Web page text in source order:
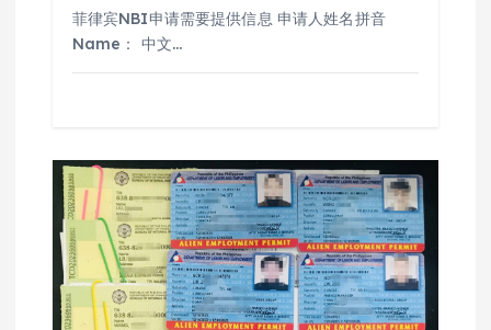
菲律宾NBI申请需要提供信息 申请人姓名拼音
Name： 中文…